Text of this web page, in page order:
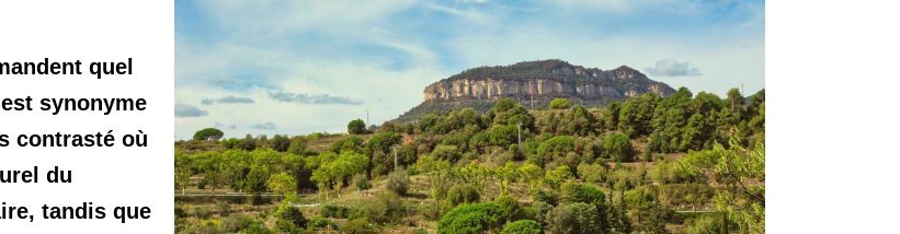
quel
synonyme
contrasté où
du
tandis que